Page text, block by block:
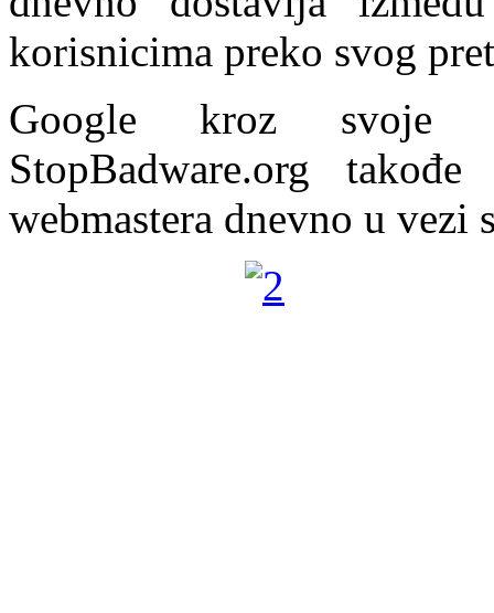
korisnicima preko svog
Google kroz svoje
StopBadware.org
webmastera dnevno u